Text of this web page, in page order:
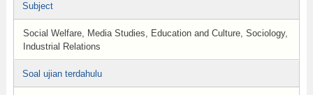
Subject
Social Welfare, Media Studies, Education and Culture, Sociology,
Industrial Relations
Soal ujian terdahulu